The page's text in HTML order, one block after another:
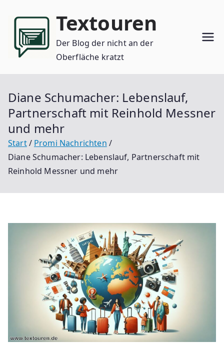
Inhalt
springen
Textouren
Der Blog der nicht an der
Oberfläche kratzt
Diane Schumacher: Lebenslauf,
Partnerschaft mit Reinhold Messner
und mehr
Start
Promi Nachrichten
Diane Schumacher: Lebenslauf, Partnerschaft mit
Reinhold Messner und mehr